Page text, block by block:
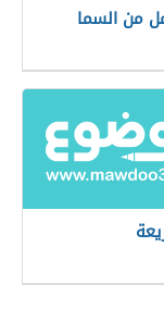
من السما